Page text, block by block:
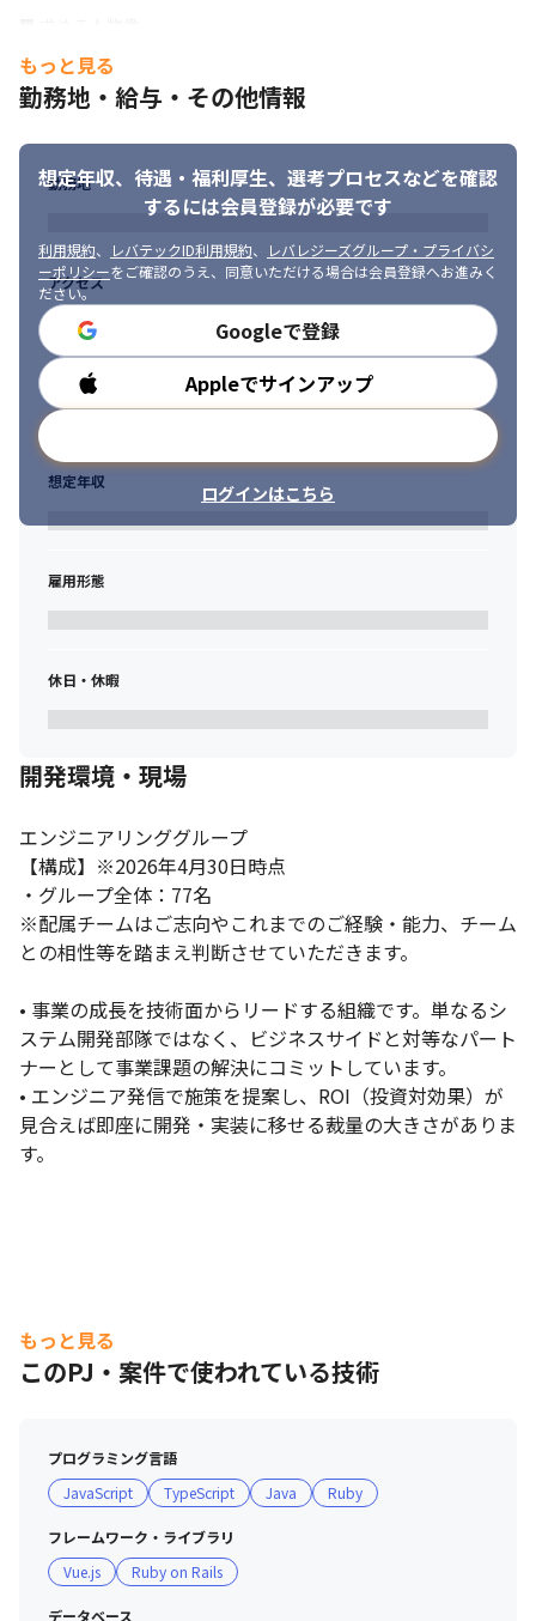
∟ステークホルダー調整：営業、マーケティング、デザイナーな
どを巻き込んだ合意形成と推進
・Webアプリケーション開発業務
∟設計/実装：Ruby on Rails、Vue.jsなどを用いたサーバーサイ
ド/フロントエンド開発
∟品質担保：コードレビュー、テスト設計、技術的負債の解消
∟開発ディレクション：開発チームの進捗管理、技術選定のリー
・AI/新技術の活用推進
∟生成AIなどを活用した業務効率化や新機能の提案、実装
• 活用中のAI技術・ツール
Azure OpenAI Service / ChatGPT / Claude / Claude Code /
Cline / Cursor / Devin / Dify / Gemini / GitHub Copilot / MCP / v0
/ Vertex AI
＜業務の進め方イメージ＞
起案された案件を進めるのではなく、事業責任者とともに「今、
知見を活かして最適なソリューション（機能開発、あるいは業務
■ この仕事の面白み、魅力
・“作る”と“決める”の両方に携われます（プロダクトマネージャ
われるので自身の企画した機能を自身の手で形にし、ユーザーに
届けるスピード感と手触り感を味わえます）
ながら動くので経営視点や事業戦略をダイレクトに吸収できま
す。年間利益数十億を作るといった高い視座でのビジネススキル
が身につきます）
・働きやすい環境と柔軟な制度（健康経営優良法人｟ホワイト
500｠認定企業としてリモートワーク｟チーム方針による｠、書籍
購入補助などパフォーマンスを最大化するための環境が整ってい
＜募集背景＞
医療業界のDX需要は急拡大しており、当社でも既存サービスの機
能拡充および新規サービスの立ち上げを進めています。
これら事業の成長スピードをさらに加速させるためには、システ
ム開発の知見を持ちながらビジネス視点でプロダクトの方向性を
決定・推進できる人材が不可欠です。
ープ、経営層など多様なステークホルダーと円滑に連携し、合意
形成を図りながらプロジェクトを推進できるスキル）
段と捉えられる方）
・圧倒的な当事者意識を持っている方（誰かが決めてくれるのを
待つのではなく、自ら課題を発見し、周囲を巻き込んで解決まで
・事業貢献への意欲が高い方（エンジニアリングのバックグラウ
ンドを活かしつつ、ビジネスの成果｟売上、利益、ユーザー価
値｠にこだわり抜ける方）
もっと見る
勤務地・給与・その他情報
想定年収、待遇・福利厚生、 選考プロセスなどを確認
するには会員登録が必要です
利用規約、 レバテックID利用規約、
レバレジーズグループ・プライバシ
ーポリシーをご確認のうえ、同意いただける場合は会員登録へお進みく
ださい。
Googleで登録
Appleでサインアップ
ログインはこちら
勤務地
アクセス
勤務時間
想定年収
雇用形態
休日・休暇
開発環境・現場
エンジニアリンググループ
【構成】※2026年4月30日時点
・グループ全体：77名
※配属チームはご志向やこれまでのご経験・能力、チーム
との相性等を踏まえ判断させていただきます。
• 事業の成長を技術面からリードする組織です。単なるシ
ステム開発部隊ではなく、ビジネスサイドと対等なパート
ナーとして事業課題の解決にコミットしています。
• エンジニア発信で施策を提案し、ROI（投資対効果）が
見合えば即座に開発・実装に移せる裁量の大きさがありま
す。
もっと見る
このPJ・案件で使われている技術
プログラミング言語
JavaScript
TypeScript Java Ruby
フレームワーク・ライブラリ
Vue.js
Ruby on Rails
データベース